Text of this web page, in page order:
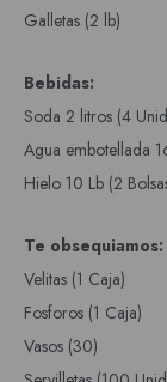
Galletas (2 lb)
Bebidas:
Soda 2 litros (4
Agua embotellada
Hielo 10 Lb (2
Te obsequiamos:
Velitas (1 Caja)
Fosforos (1 Caja)
Vasos (30)